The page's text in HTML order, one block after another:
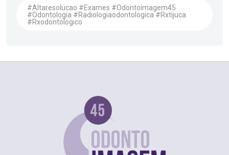
#altaresolucao #exames #odontoimagem45
#odontologia #radiologiaodontologica #rxtijuca
#rxodontologico